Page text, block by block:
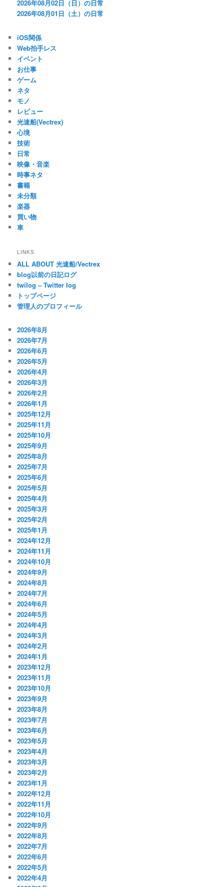
2026年08月02日（日）の日常
2026年08月01日（土）の日常
iOS関係
Web拍手レス
イベント
お仕事
ゲーム
ネタ
モノ
レビュー
光速船(Vectrex)
心境
技術
日常
映像・音楽
時事ネタ
書籍
未分類
楽器
買い物
車
LINKS
ALL ABOUT 光速船/Vectrex
blog以前の日記ログ
twilog – Twitter log
トップページ
管理人のプロフィール
2026年8月
2026年7月
2026年6月
2026年5月
2026年4月
2026年3月
2026年2月
2026年1月
2025年12月
2025年11月
2025年10月
2025年9月
2025年8月
2025年7月
2025年6月
2025年5月
2025年4月
2025年3月
2025年2月
2025年1月
2024年12月
2024年11月
2024年10月
2024年9月
2024年8月
2024年7月
2024年6月
2024年5月
2024年4月
2024年3月
2024年2月
2024年1月
2023年12月
2023年11月
2023年10月
2023年9月
2023年8月
2023年7月
2023年6月
2023年5月
2023年4月
2023年3月
2023年2月
2023年1月
2022年12月
2022年11月
2022年10月
2022年9月
2022年8月
2022年7月
2022年6月
2022年5月
2022年4月